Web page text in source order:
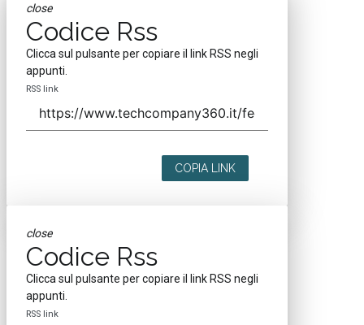
close
Codice Rss
Clicca sul pulsante per copiare il link RSS negli
appunti.
RSS link
COPIA LINK
close
Codice Rss
Clicca sul pulsante per copiare il link RSS negli
appunti.
RSS link